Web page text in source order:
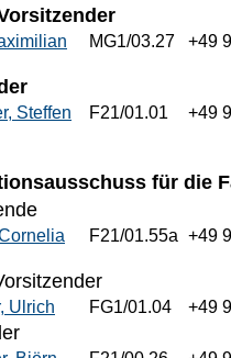
MG1/03.27 +49
Steffen F21/01.01 +49
für die
F21/01.55a +49
Ulrich FG1/01.04 +49